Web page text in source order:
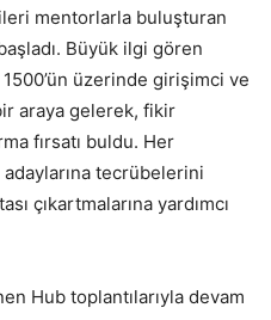
mentorlarla buluşturan
Büyük ilgi gören
üzerinde girişimci ve
araya gelerek, fikir
fırsatı buldu. Her
tecrübelerini
çıkartmalarına yardımcı
Hub toplantılarıyla devam